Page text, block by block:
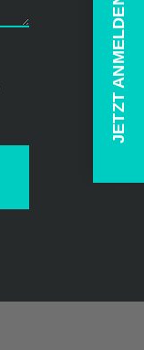
JETZT ANMELDEN